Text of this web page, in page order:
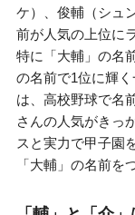
ケ）、俊輔（シュ
前が人気の上位に
特に「大輔」の名
の名前で1位に輝
は、高校野球で名
さんの人気がきっ
スと実力で甲子園
「大輔」の名前を